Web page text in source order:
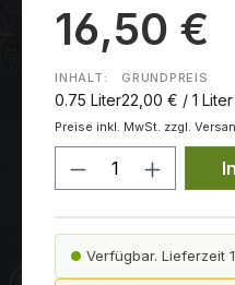
16,50 €
INHALT:
0.75 Liter
GRUNDPREIS
22,00 € / 1 Liter
Preise inkl. MwSt. zzgl.
Produkt
Verfügbar. Lieferzeit